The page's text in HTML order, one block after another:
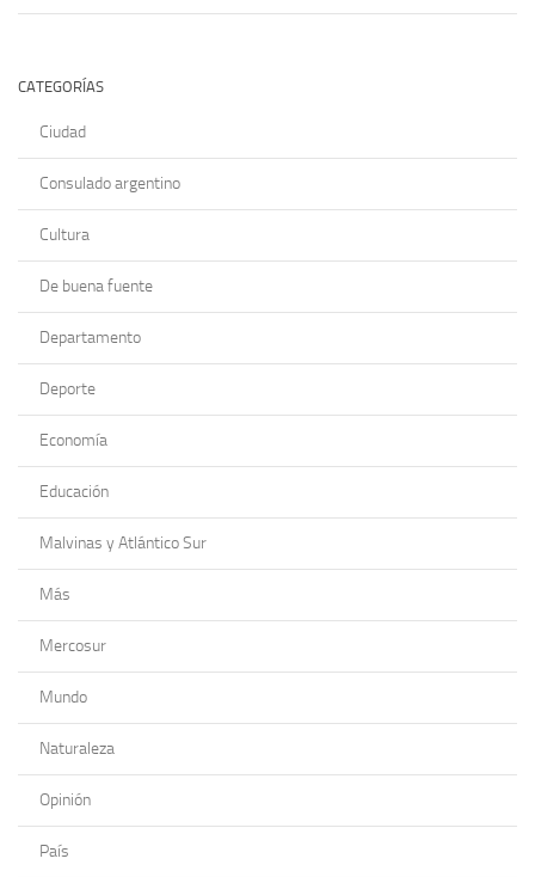
CATEGORÍAS
Ciudad
Consulado argentino
Cultura
De buena fuente
Departamento
Deporte
Economía
Educación
Malvinas y Atlántico Sur
Más
Mercosur
Mundo
Naturaleza
Opinión
País